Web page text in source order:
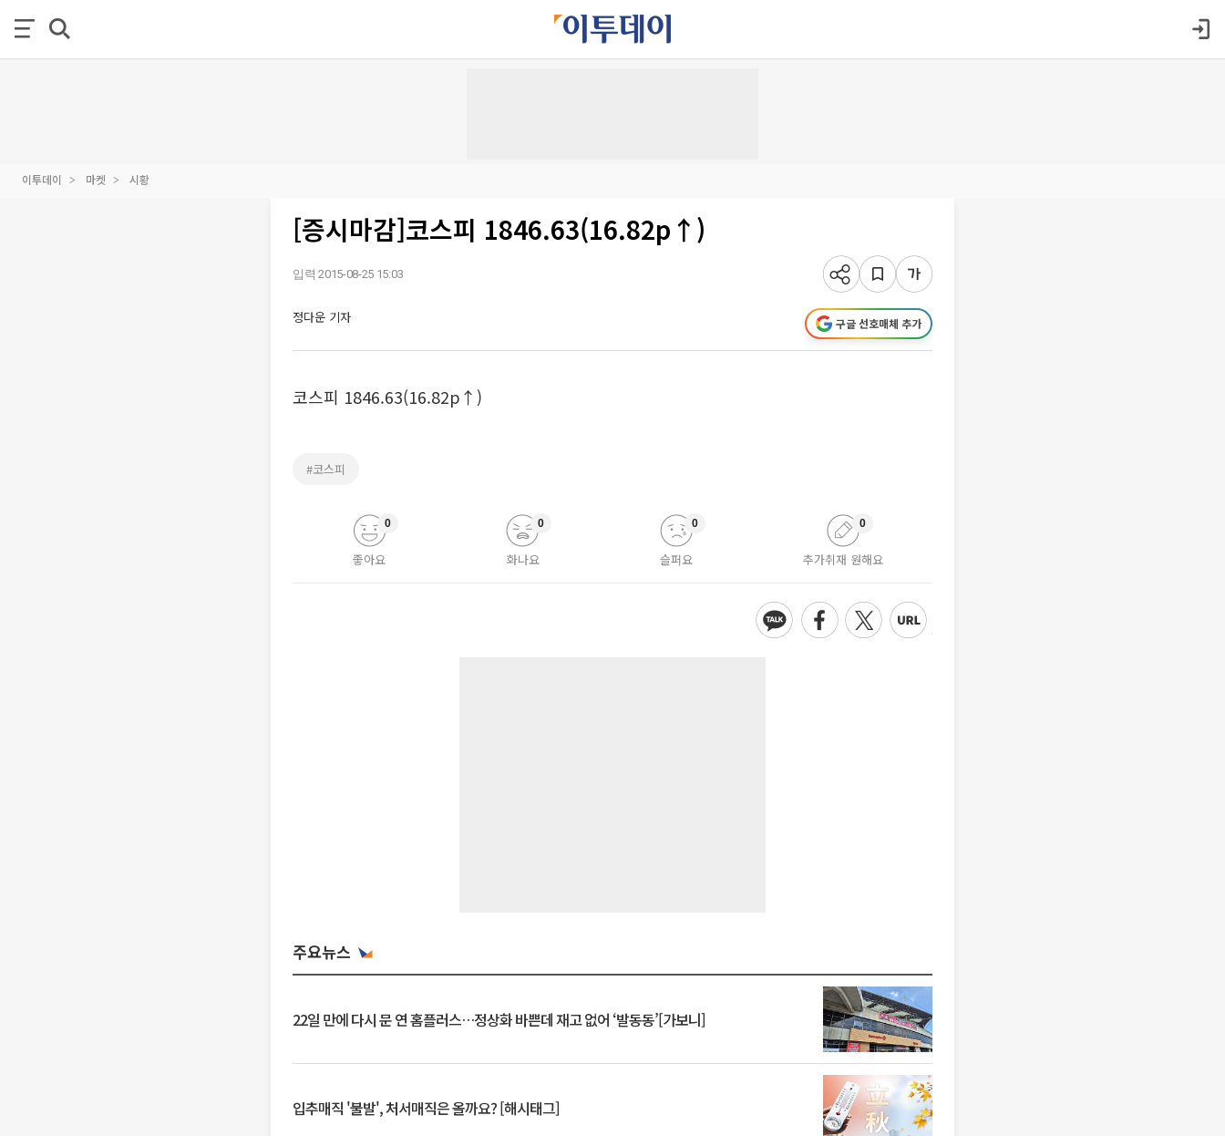
이투데이 마켓 시황
[증시마감]코스피 1846.63(16.82p↑)
입력 2015-08-25 15:03
정다운 기자 구글 선호매체 추가
코스피 1846.63(16.82p↑)
#코스피
좋아요
0
화나요
0
슬퍼요
0
추가취재 원해요
0
주요뉴스
22일 만에 다시 문 연 홈플러스…정상화 바쁜데 재고 없어 ‘발동동’[가보니]
입추매직 '불발', 처서매직은 올까요? [해시태그]